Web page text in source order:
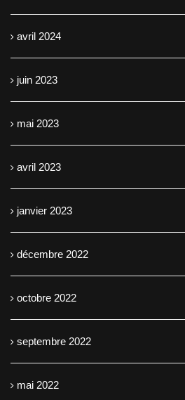
avril 2024
juin 2023
mai 2023
avril 2023
janvier 2023
décembre 2022
octobre 2022
septembre 2022
mai 2022